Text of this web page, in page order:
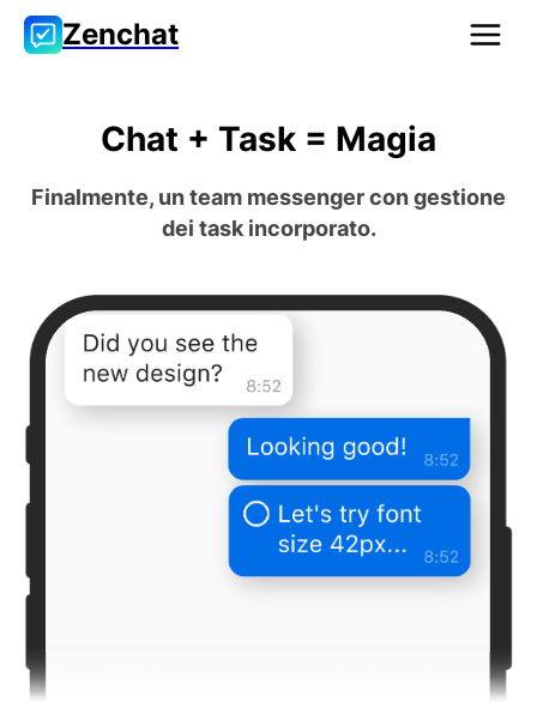
Zenchat
Chat + Task = Magia
Finalmente, un team messenger con gestione
dei task incorporato.